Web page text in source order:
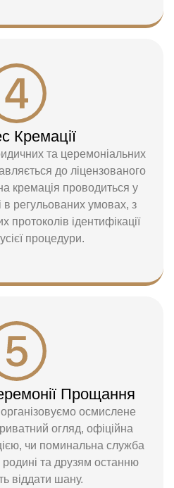
Кремації
та церемоніальних
до ліцензованого
кремація проводиться у
в регульованих умовах, з
ідентифікації
процедури.
Прощання
осмислене
огляд, офіційна
чи поминальна служба
та друзям останню
віддати шану.